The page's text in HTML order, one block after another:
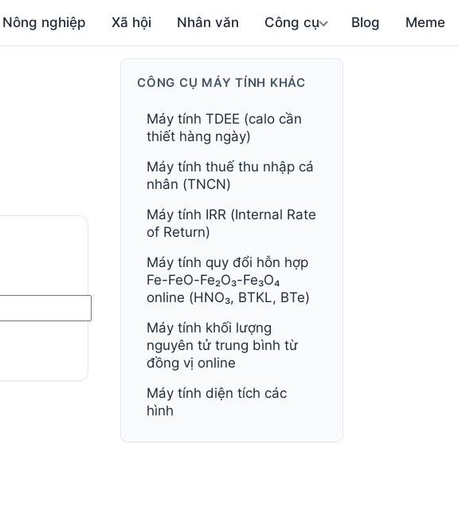
Nông nghiệp Xã hội Nhân văn Công cụ Blog Meme
CÔNG CỤ MÁY TÍNH KHÁC
Máy tính TDEE (calo cần
thiết hàng ngày)
Máy tính thuế thu nhập cá
nhân (TNCN)
Máy tính IRR (Internal Rate
of Return)
Máy tính quy đổi hỗn hợp
Fe-FeO-Fe₂O₃-Fe₃O₄
online (HNO₃, BTKL, BTe)
Máy tính khối lượng
nguyên tử trung bình từ
đồng vị online
Máy tính diện tích các
hình